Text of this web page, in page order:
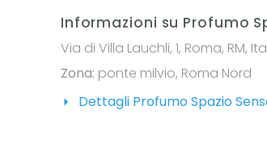
Informazioni su Profumo
Via di Villa Lauchli, 1, Roma, RM,
Zona: ponte milvio, Roma Nord
Dettagli Profumo Spazio